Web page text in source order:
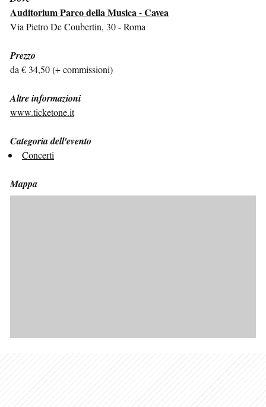
Auditorium Parco della Musica - Cavea
Via Pietro De Coubertin, 30 - Roma
Prezzo
da € 34,50 (+ commissioni)
Altre informazioni
www.ticketone.it
Categoria dell'evento
Concerti
Mappa